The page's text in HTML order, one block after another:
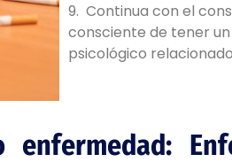
9. Continua con el
consciente de tener
psicológico
enfermedad: